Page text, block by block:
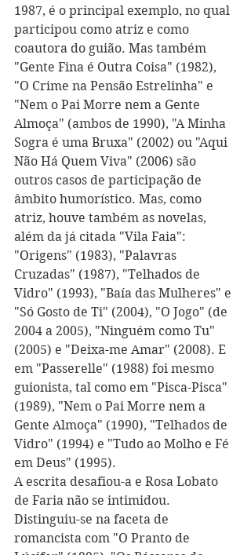
1987, é o principal exemplo, no qual
participou como atriz e como
coautora do guião. Mas também
"Gente Fina é Outra Coisa" (1982),
"O Crime na Pensão Estrelinha" e
"Nem o Pai Morre nem a Gente
Almoça" (ambos de 1990), "A Minha
Sogra é uma Bruxa" (2002) ou "Aqui
Não Há Quem Viva" (2006) são
outros casos de participação de
âmbito humorístico. Mas, como
atriz, houve também as novelas,
além da já citada "Vila Faia":
"Origens" (1983), "Palavras
Cruzadas" (1987), "Telhados de
Vidro" (1993), "Baía das Mulheres" e
"Só Gosto de Ti" (2004), "O Jogo" (de
2004 a 2005), "Ninguém como Tu"
(2005) e "Deixa-me Amar" (2008). E
em "Passerelle" (1988) foi mesmo
guionista, tal como em "Pisca-Pisca"
(1989), "Nem o Pai Morre nem a
Gente Almoça" (1990), "Telhados de
Vidro" (1994) e "Tudo ao Molho e Fé
em Deus" (1995).
A escrita desafiou-a e Rosa Lobato
de Faria não se intimidou.
Distinguiu-se na faceta de
romancista com "O Pranto de